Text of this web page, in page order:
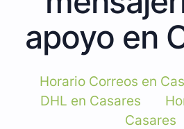
apoyo en
Horario Correos en
DHL en Casares
Casares